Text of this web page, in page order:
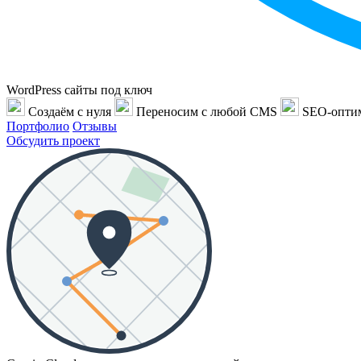
WordPress сайты под ключ
Создаём с нуля
Переносим с любой CMS
SEO-
Портфолио Отзывы
Обсудить проект